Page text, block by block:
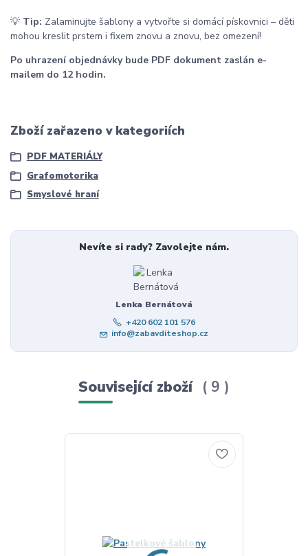
💡 Tip: Zalaminujte šablony a vytvořte si domácí pískovnici – děti
mohou kreslit prstem i fixem znovu a znovu, bez omezení!
Po uhrazení objednávky bude PDF dokument zaslán e-
mailem do 12 hodin.
Zboží zařazeno v kategoriích
PDF MATERIÁLY
Grafomotorika
Smyslové hraní
Nevíte si rady? Zavolejte nám.
Lenka Bernátová
+420 602 101 576
info@zabavditeshop.cz
Související zboží 9